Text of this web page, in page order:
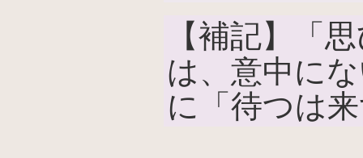
【補記】「
は、意中に
に「待つは